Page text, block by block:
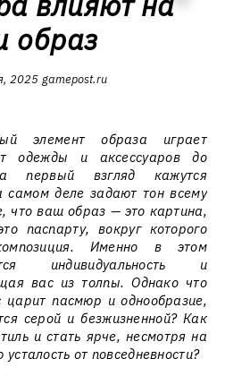
образ
2025 gamepost.ru
элемент образа играет
и аксессуаров до
первый взгляд кажутся
самом деле задают тон всему
что ваш образ — это картина,
паспарту, вокруг которого
Именно в этом
индивидуальность и
вас из толпы. Однако что
царит пасмюр и однообразие,
серой и безжизненной? Как
и стать ярче, несмотря на
от повседневности?